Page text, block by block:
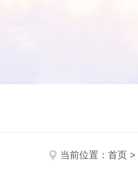
当前位置： 首页 >